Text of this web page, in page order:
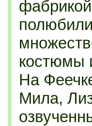
костюмы
На
Мила,